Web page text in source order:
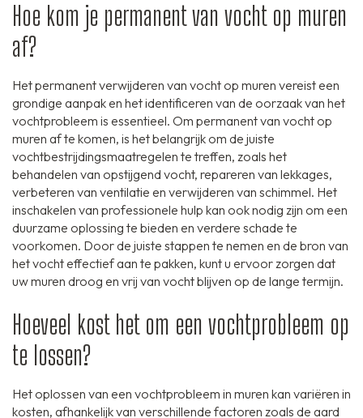
Hoe kom je permanent van vocht op muren
af?
Het permanent verwijderen van vocht op muren vereist een
grondige aanpak en het identificeren van de oorzaak van het
vochtprobleem is essentieel. Om permanent van vocht op
muren af te komen, is het belangrijk om de juiste
vochtbestrijdingsmaatregelen te treffen, zoals het
behandelen van opstijgend vocht, repareren van lekkages,
verbeteren van ventilatie en verwijderen van schimmel. Het
inschakelen van professionele hulp kan ook nodig zijn om een
duurzame oplossing te bieden en verdere schade te
voorkomen. Door de juiste stappen te nemen en de bron van
het vocht effectief aan te pakken, kunt u ervoor zorgen dat
uw muren droog en vrij van vocht blijven op de lange termijn.
Hoeveel kost het om een vochtprobleem op
te lossen?
Het oplossen van een vochtprobleem in muren kan variëren in
kosten, afhankelijk van verschillende factoren zoals de aard